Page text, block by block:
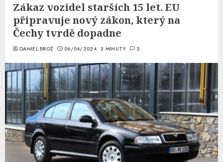
Zákaz vozidel starších 15 let. EU
připravuje nový zákon, který na
Čechy tvrdě dopadne
DANIEL BROŽ 06/04/2024 3 MINUTY 2